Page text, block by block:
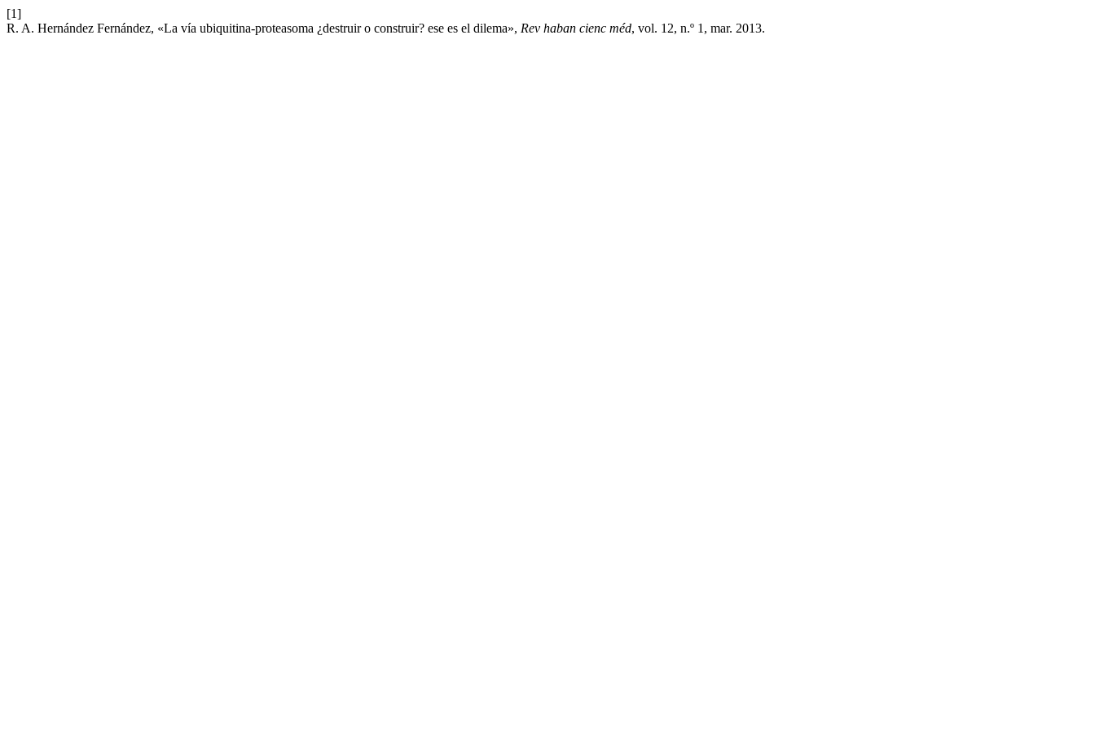
[1]
R. A. Hernández Fernández, «La vía ubiquitina-proteasoma ¿destruir o construir? ese es el dilema», Rev haban cienc méd, vol. 12, n.º 1, mar. 2013.